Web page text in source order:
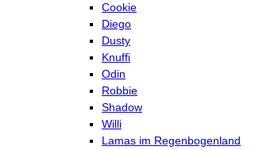
Cookie
Diego
Dusty
Knuffi
Odin
Robbie
Shadow
Willi
Lamas im Regenbogenland